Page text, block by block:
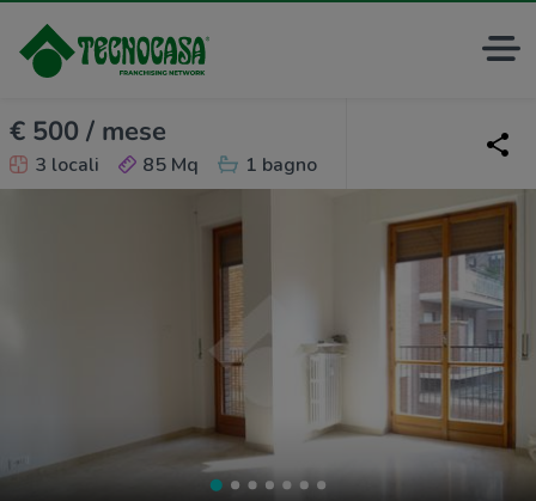
€ 500 / mese
3 locali 85 Mq 1 bagno